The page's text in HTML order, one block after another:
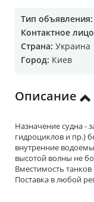
Тип объявления:
Контактное
Страна: Украина
Город: Киев
Описание
Назначение судна -
гидроциклов и пр.)
внутренние
высотой волны не
Вместимость танков
Поставка в любой